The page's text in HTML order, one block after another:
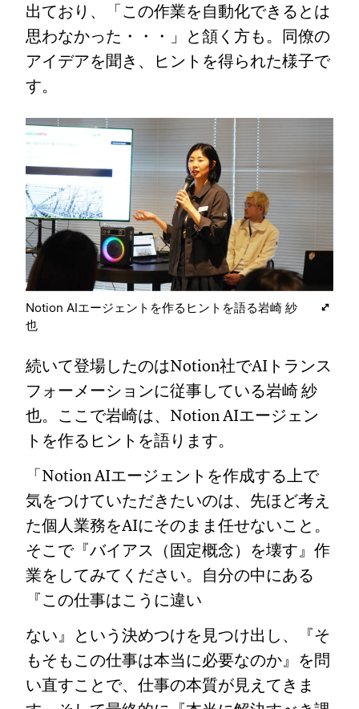
出ており、「この作業を自動化できるとは
思わなかった・・・」と頷く方も。同僚の
アイデアを聞き、ヒントを得られた様子で
す。
Notion AIエージェントを作るヒントを語る岩崎 紗
也
続いて登場したのはNotion社でAIトランス
フォーメーションに従事している岩崎 紗
也。ここで岩崎は、Notion AIエージェン
トを作るヒントを語ります。
「Notion AIエージェントを作成する上で
気をつけていただきたいのは、先ほど考え
た個人業務をAIにそのまま任せないこと。
そこで『バイアス（固定概念）を壊す』作
業をしてみてください。自分の中にある
『この仕事はこうに違い
ない』という決めつけを見つけ出し、『そ
もそもこの仕事は本当に必要なのか』を問
い直すことで、仕事の本質が見えてきま